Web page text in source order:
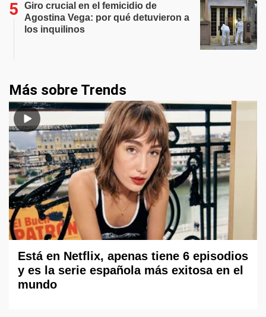
Giro crucial en el femicidio de
Agostina Vega: por qué detuvieron a
los inquilinos
Más sobre Trends
Está en Netflix, apenas tiene 6 episodios
y es la serie española más exitosa en el
mundo